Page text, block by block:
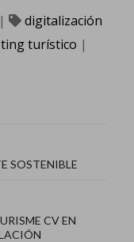
|
digitalización
turístico |
SOSTENIBLE
CV EN